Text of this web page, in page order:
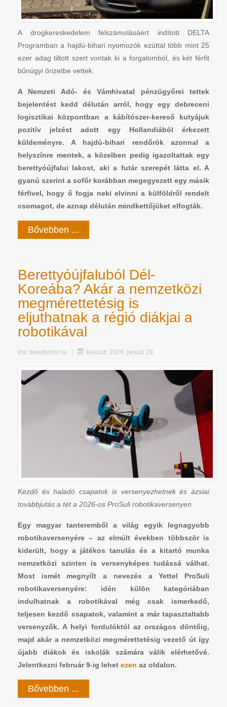
A drogkereskedelem felszámolásáért indított DELTA
Programban a hajdú-bihari nyomozók ezúttal több mint 25
ezer adag tiltott szert vontak ki a forgalomból, és két férfit
bűnügyi őrizetbe vettek.
A Nemzeti Adó- és Vámhivatal pénzügyőrei tettek
bejelentést kedd délután arról, hogy egy debreceni
logisztikai központban a kábítószer-kereső kutyájuk
pozitív jelzést adott egy Hollandiából érkezett
küldeményre. A hajdú-bihari rendőrök azonnal a
helyszínre mentek, a közelben pedig igazoltattak egy
berettyóújfalui lakost, aki a futár szerepét látta el. A
gyanú szerint a sofőr korábban megegyezett egy másik
férfivel, hogy ő fogja neki elvinni a külföldről rendelt
csomagot, de aznap délután mindkettőjüket elfogták.
Bővebben ...
Berettyóújfaluból Dél-
Koreába? Akár a nemzetközi
megmérettetésig is
eljuthatnak a régió diákjai a
robotikával
Írta: berettyohir.hu Készült: 2026. január 29.
Kezdő és haladó csapatok is versenyezhetnek és ázsiai
továbbjutás a tét a 2026-os ProSuli robotikaversenyen
Egy magyar tanteremből a világ egyik legnagyobb
robotikaversenyére – az elmúlt években többször is
kiderült, hogy a játékos tanulás és a kitartó munka
nemzetközi szinten is versenyképes tudássá válhat.
Most ismét megnyílt a nevezés a Yettel ProSuli
robotikaversenyére: idén külön kategóriában
indulhatnak a robotikával még csak ismerkedő,
teljesen kezdő csapatok, valamint a már tapasztaltabb
versenyzők. A helyi fordulóktól az országos döntőig,
majd akár a nemzetközi megmérettetésig vezető út így
újabb diákok és iskolák számára válik elérhetővé.
Jelentkezni február 9-ig lehet ezen az oldalon.
Bővebben ...